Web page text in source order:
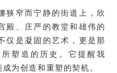
狭窄而宁静的街道上，欣
殿、庄严的教堂和雄伟的
仅是凝固的艺术，更是那
塑造的历史。它提醒我
为创造和重塑的契机。